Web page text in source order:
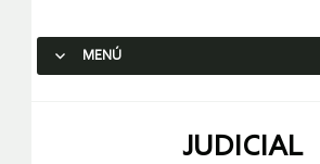
MENÚ
JUDICIAL